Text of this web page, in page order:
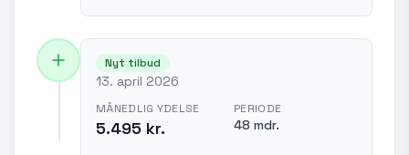
Nyt tilbud
13. april 2026
MÅNEDLIG YDELSE
5.495 kr.
PERIODE
48 mdr.